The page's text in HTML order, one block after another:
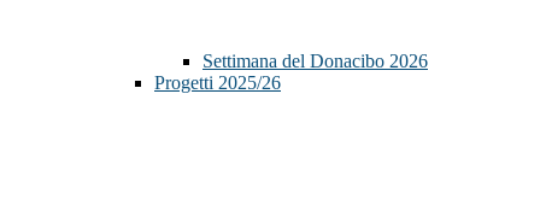
Settimana del Donacibo 2026
Progetti 2025/26